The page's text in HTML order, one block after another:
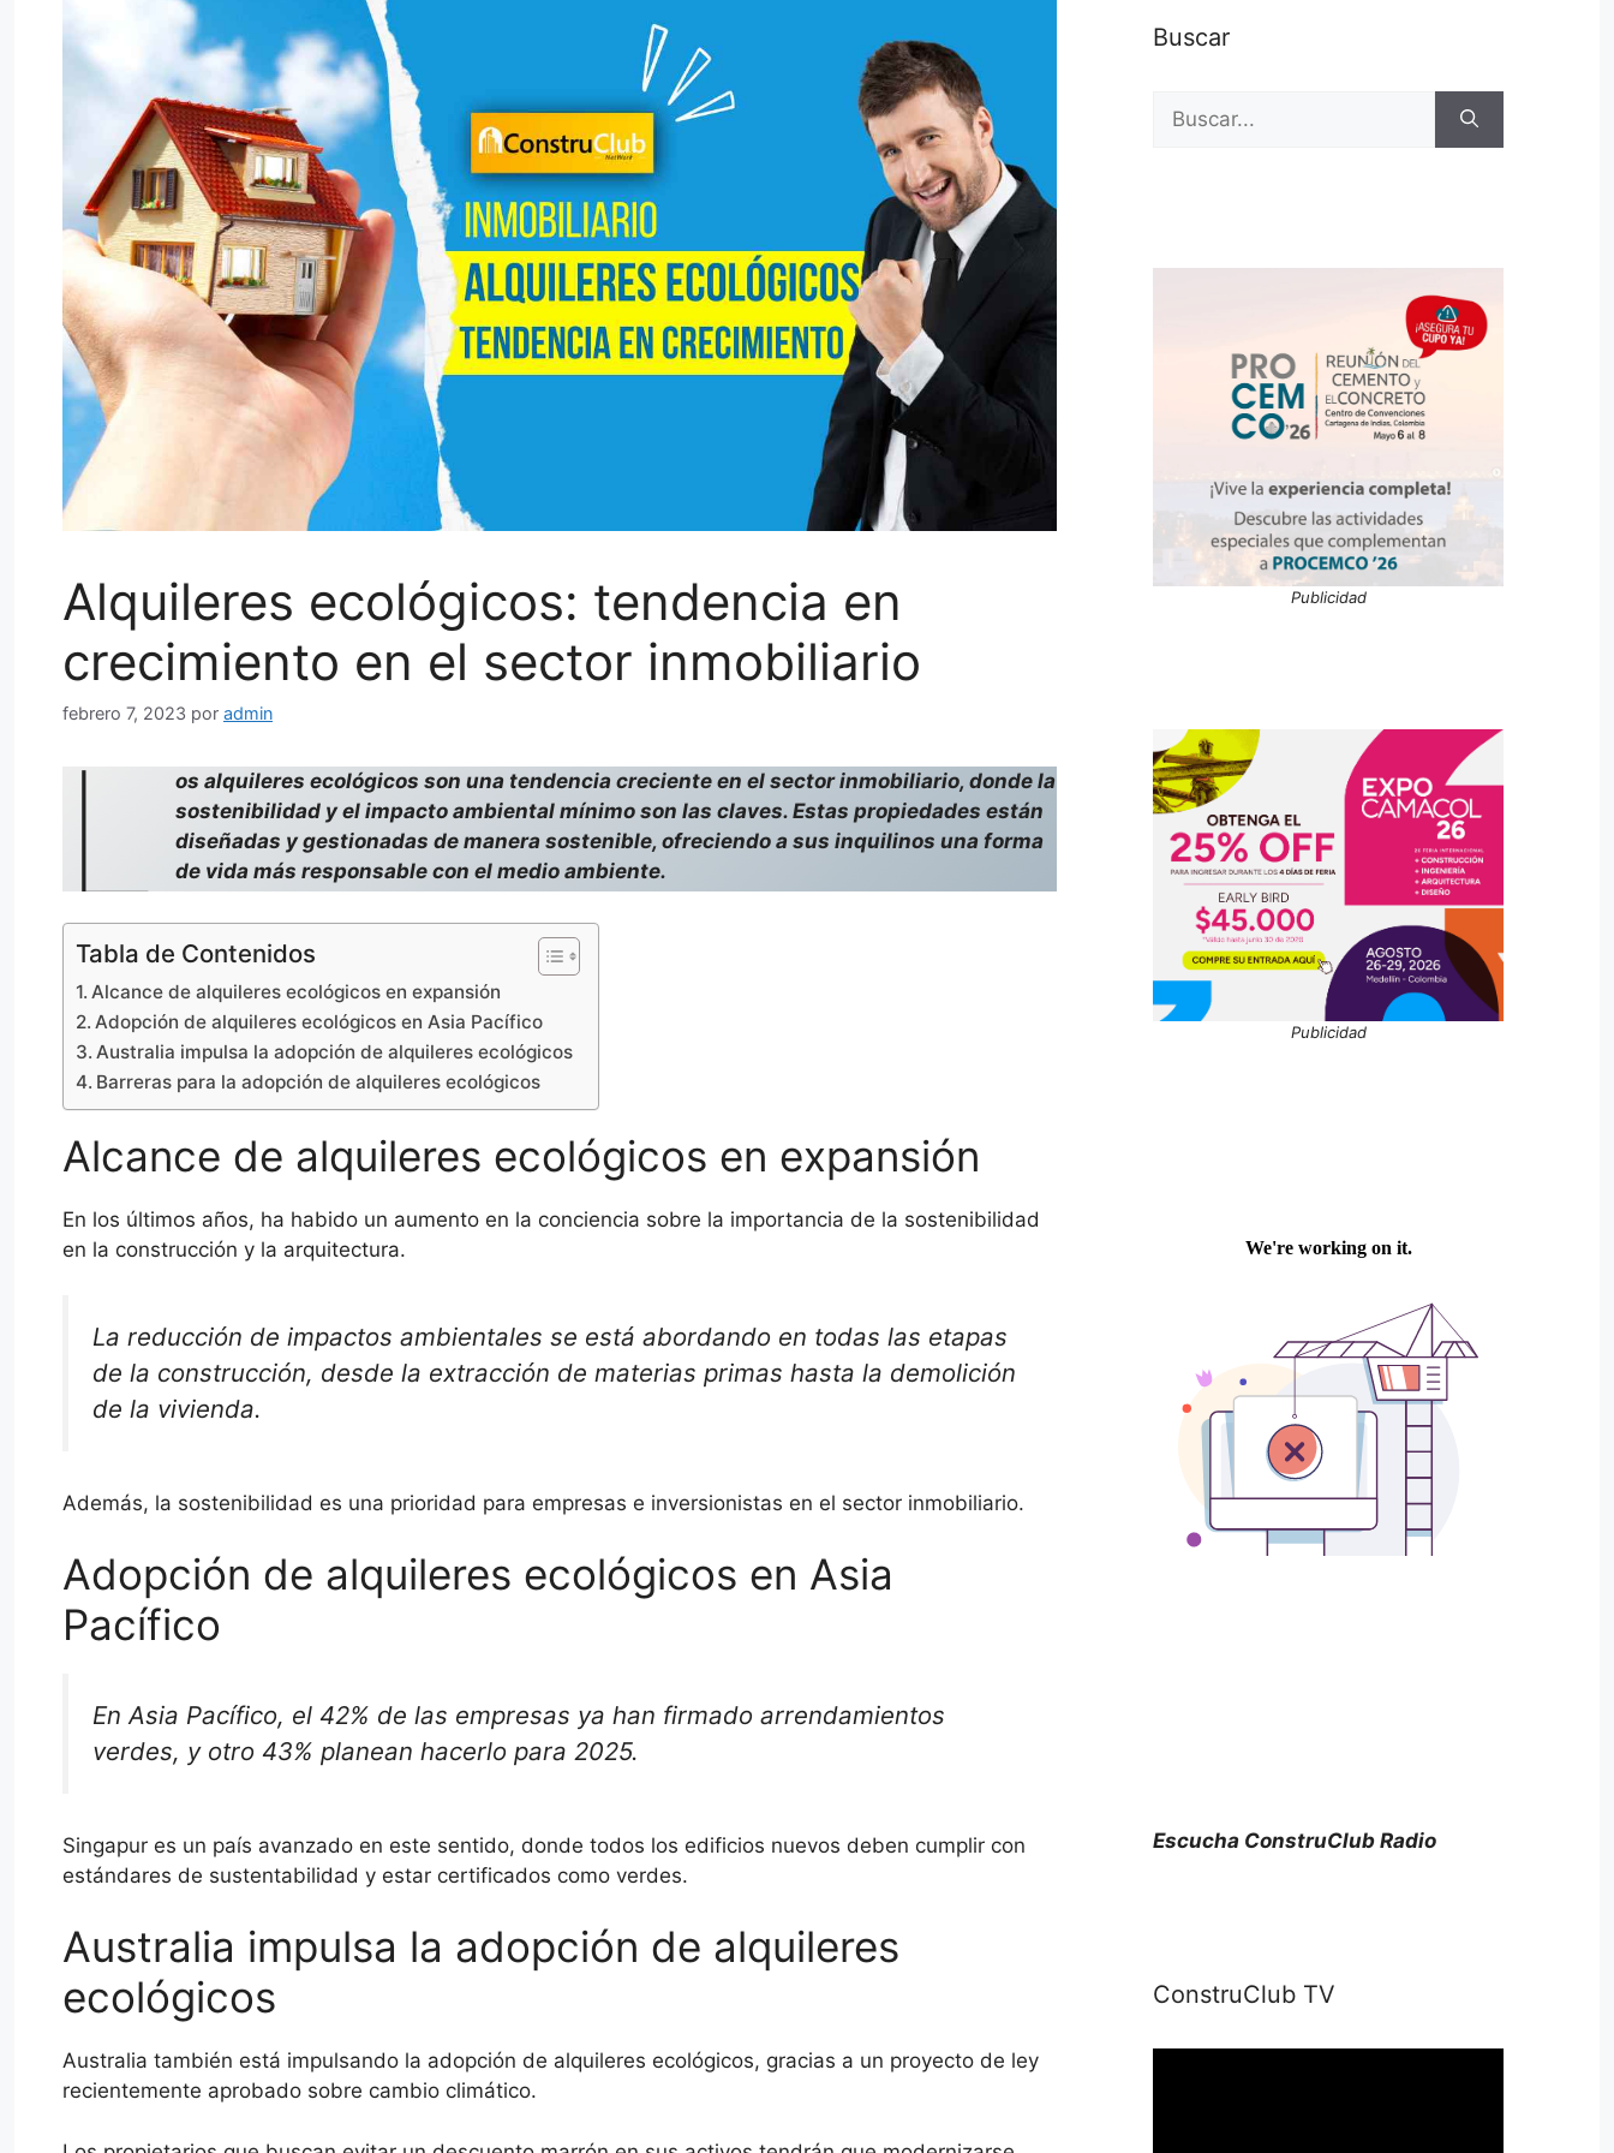
Alquileres ecológicos: tendencia en
crecimiento en el sector inmobiliario
febrero 7, 2023 por admin
L
os alquileres ecológicos son una tendencia creciente en el sector inmobiliario, donde la
sostenibilidad y el impacto ambiental mínimo son las claves. Estas propiedades están
diseñadas y gestionadas de manera sostenible, ofreciendo a sus inquilinos una forma
de vida más responsable con el medio ambiente.
Tabla de Contenidos
Alcance de alquileres ecológicos en expansión
Adopción de alquileres ecológicos en Asia Pacífico
Australia impulsa la adopción de alquileres ecológicos
Barreras para la adopción de alquileres ecológicos
Alcance de alquileres ecológicos en expansión
En los últimos años, ha habido un aumento en la conciencia sobre la importancia de la sostenibilidad
en la construcción y la arquitectura.
La reducción de impactos ambientales se está abordando en todas las etapas
de la construcción, desde la extracción de materias primas hasta la demolición
de la vivienda.
Además, la sostenibilidad es una prioridad para empresas e inversionistas en el sector inmobiliario.
Adopción de alquileres ecológicos en Asia
Pacífico
En Asia Pacífico, el 42% de las empresas ya han firmado arrendamientos
verdes, y otro 43% planean hacerlo para 2025.
Singapur es un país avanzado en este sentido, donde todos los edificios nuevos deben cumplir con
estándares de sustentabilidad y estar certificados como verdes.
Australia impulsa la adopción de alquileres
ecológicos
Australia también está impulsando la adopción de alquileres ecológicos, gracias a un proyecto de ley
recientemente aprobado sobre cambio climático.
Buscar
Buscar:
Publicidad
Publicidad
Escucha ConstruClub Radio
ConstruClub TV